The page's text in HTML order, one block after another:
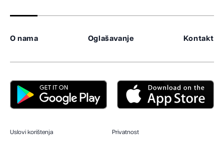
O nama Oglašavanje Kontakt
Uslovi korištenja Privatnost